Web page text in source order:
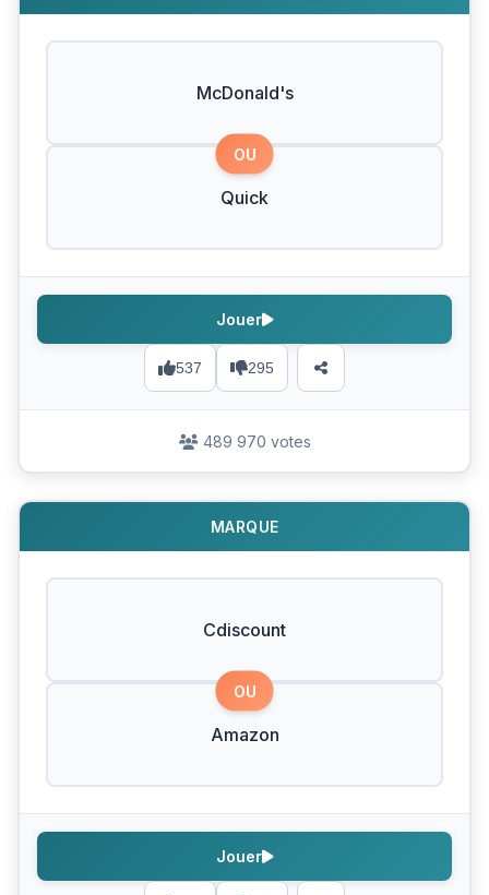
McDonald's
OU
Quick
537 295
Jouer
489 970 votes
MARQUE
Cdiscount
OU
Amazon
Jouer